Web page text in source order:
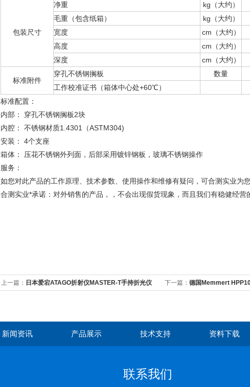
包装尺寸
净重 kg（大约）
毛重（包含纸箱）
kg（大约）
宽度
cm（大约）
高度
cm（大约）
深度
cm（大约）
标准附件
穿孔不锈钢搁板 数量
工作校准证书（箱体中心处+60℃）
标准配置：
内部： 穿孔不锈钢搁板2块
内腔： 不锈钢材质1.4301（ASTM304)
安装： 4个支座
箱体： 压花不锈钢外列面，后部采用镀锌钢板，玻璃不锈钢操作
服务：
如您对此产品的工作原理、技术参数、使用操作和维修有疑问，可合测实业为您
合测实业*承诺：对外销售的产品，，不会出现假货现象，而且我们有稳健经营
上一篇： 日本爱宕ATAGO折射仪MASTER-T手持折光仪 下一篇： 德国Memmert
新闻资讯 产品展示 技术支持 资料下载
联系我们